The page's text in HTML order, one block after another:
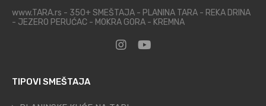
www.TARA.rs - 350+ SMEŠTAJA - PLANINA TARA - REKA DRINA
- JEZERO PERUĆAC - MOKRA GORA - KREMNA
TIPOVI SMEŠTAJA